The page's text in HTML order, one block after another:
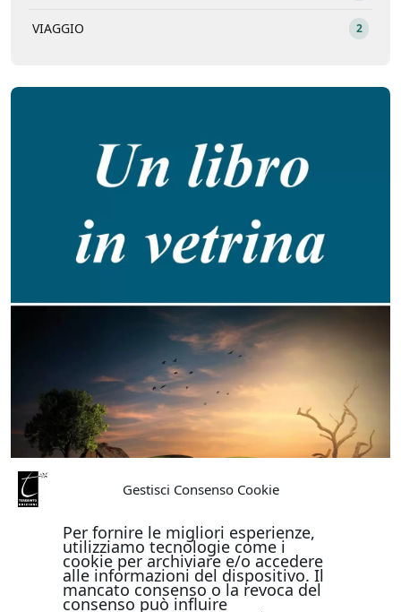
Gestisci Consenso Cookie
Per fornire le migliori esperienze,
utilizziamo tecnologie come i
cookie per archiviare e/o accedere
alle informazioni del dispositivo. Il
mancato consenso o la revoca del
consenso può influire
VIAGGIO 2